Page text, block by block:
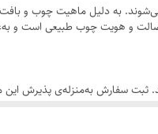
به دلیل ماهیت چوب و
اصالت و هویت چوب طبیعی است و
ثبت سفارش به‌منزله‌ی پذیرش